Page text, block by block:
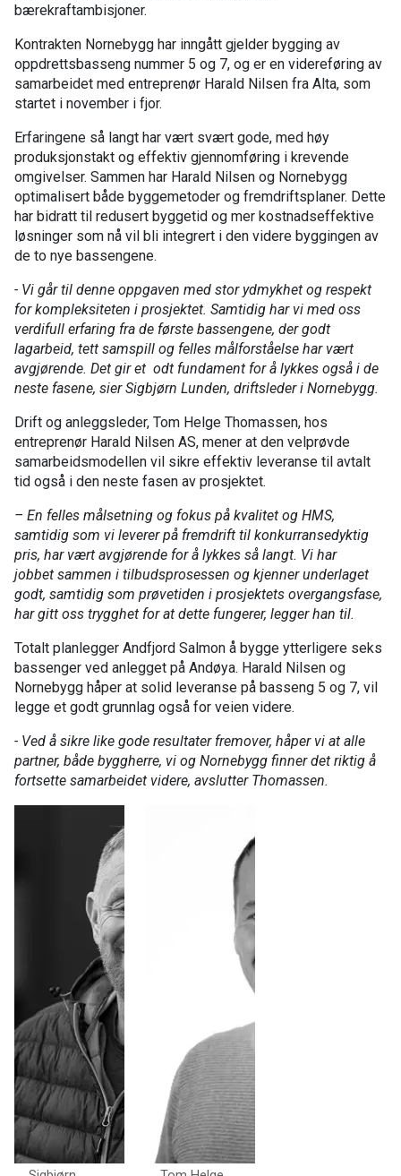
bærekraftambisjoner.
Kontrakten Nornebygg har inngått gjelder bygging av
oppdrettsbasseng nummer 5 og 7, og er en videreføring av
samarbeidet med entreprenør Harald Nilsen fra Alta, som
startet i november i fjor.
Erfaringene så langt har vært svært gode, med høy
produksjonstakt og effektiv gjennomføring i krevende
omgivelser. Sammen har Harald Nilsen og Nornebygg
optimalisert både byggemetoder og fremdriftsplaner. Dette
har bidratt til redusert byggetid og mer kostnadseffektive
løsninger som nå vil bli integrert i den videre byggingen av
de to nye bassengene.
- Vi går til denne oppgaven med stor ydmykhet og respekt
for kompleksiteten i prosjektet. Samtidig har vi med oss
verdifull erfaring fra de første bassengene, der godt
lagarbeid, tett samspill og felles målforståelse har vært
avgjørende. Det gir et odt fundament for å lykkes også i de
neste fasene, sier Sigbjørn Lunden, driftsleder i Nornebygg.
Drift og anleggsleder, Tom Helge Thomassen, hos
entreprenør Harald Nilsen AS, mener at den velprøvde
samarbeidsmodellen vil sikre effektiv leveranse til avtalt
tid også i den neste fasen av prosjektet.
– En felles målsetning og fokus på kvalitet og HMS,
samtidig som vi leverer på fremdrift til konkurransedyktig
pris, har vært avgjørende for å lykkes så langt. Vi har
jobbet sammen i tilbudsprosessen og kjenner underlaget
godt, samtidig som prøvetiden i prosjektets overgangsfase,
har gitt oss trygghet for at dette fungerer, legger han til.
Totalt planlegger Andfjord Salmon å bygge ytterligere seks
bassenger ved anlegget på Andøya. Harald Nilsen og
Nornebygg håper at solid leveranse på basseng 5 og 7, vil
legge et godt grunnlag også for veien videre.
- Ved å sikre like gode resultater fremover, håper vi at alle
partner, både byggherre, vi og Nornebygg finner det riktig å
fortsette samarbeidet videre, avslutter Thomassen.